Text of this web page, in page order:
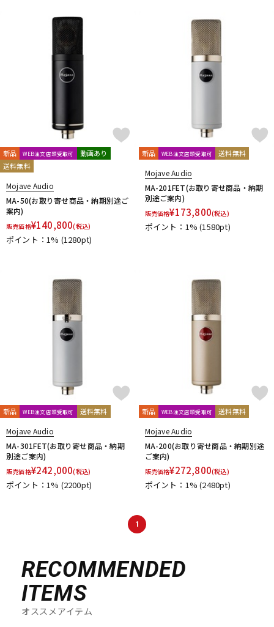
ドラム パーカッション
管楽器 その他楽器
アンプ エフェクター
DJ機器 DTM
配信/ライブ機器 楽器アクセサリ
新品 WEB注文店頭受取可
動画あり
送料無料
Mojave Audio
MA-50(お取り寄せ商品・納期別途ご
案内)
販売価格¥140,800(税込)
ポイント：1% (1280pt)
新品 WEB注文店頭受取可 送料無料
Mojave Audio
MA-201FET(お取り寄せ商品・納期
別途ご案内)
販売価格¥173,800(税込)
ポイント：1%(1580pt)
新品 WEB注文店頭受取可 送料無料
Mojave Audio
MA-301FET(お取り寄せ商品・納期
別途ご案内)
販売価格¥242,000(税込)
ポイント：1% (2200pt)
新品 WEB注文店頭受取可 送料無料
Mojave Audio
MA-200(お取り寄せ商品・納期別途
ご案内)
販売価格¥272,800(税込)
ポイント：1%(2480pt)
1
RECOMMENDED
ITEMS
オススメアイテム